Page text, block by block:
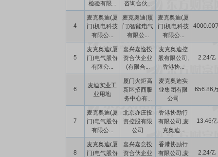
检验有限...
咨询合伙...
4
麦克奥迪(厦
门)机电科技
有限公...
麦克奥迪(厦
门)智能电气
有限公...
麦克奥迪(厦
门)机电科技
有限公...
4000.00
5
麦克奥迪(厦
门)电气股份
有限公...
嘉兴嘉逸投
资合伙企业
(有限合...
麦克奥迪控
股有限公司,
香港协...
2.24亿
6
麦迪实业工
业用地
厦门火炬高
新区招商服
务中心有...
麦克奥迪实
业集团有限
公司
656.86
7
麦克奥迪(厦
门)电气股份
有限公...
北京亦庄投
资控股有限
公司
香港协励行
有限公司,麦
克奥迪...
13.46亿
8
麦克奥迪(厦
门)电气股份
嘉兴嘉竞投
资合伙企业
香港协励行
有限公司,麦
2.24亿